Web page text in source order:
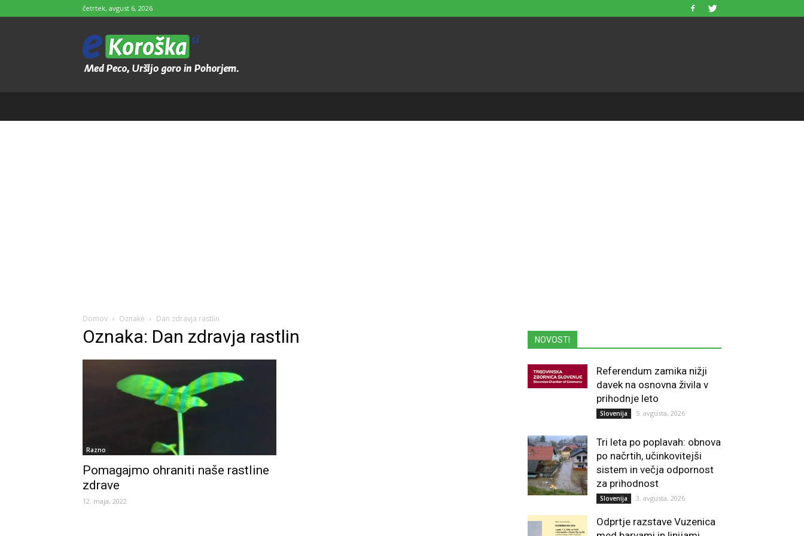
četrtek, avgust 6, 2026
e-
Koroška
Domov Oznake Dan zdravja rastlin
Oznaka: Dan zdravja rastlin
Razno
Pomagajmo ohraniti naše rastline
zdrave
12. maja, 2022
NOVOSTI
Referendum zamika nižji
davek na osnovna živila v
prihodnje leto
Slovenija 5. avgusta, 2026
Tri leta po poplavah: obnova
po načrtih, učinkovitejši
sistem in večja odpornost
za prihodnost
Slovenija 3. avgusta, 2026
Odprtje razstave Vuzenica